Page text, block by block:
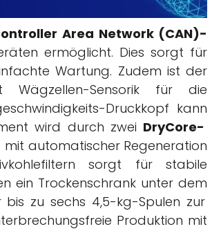
Area Network (CAN)-
ermöglicht. Diessorgt für
Wartung. Zudem ist der
Wägzellen-Sensorik für die
Druckkopf kann
wird durch zwei DryCore-
mit automatischer Regeneration
sorgt fürstabile
ein Trockenschrank unter dem
bis zu sechs 4,5-kg-Spulen zur
Produktion mit